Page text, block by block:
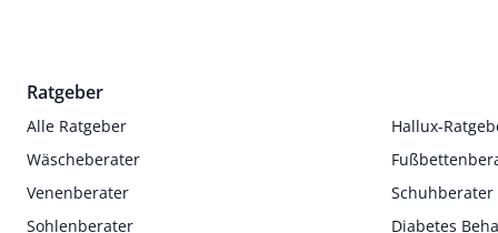
Ratgeber
Alle Ratgeber
Hallux-
Wäscheberater
Venenberater
Schuhberater
Sohlenberater
Diabetes